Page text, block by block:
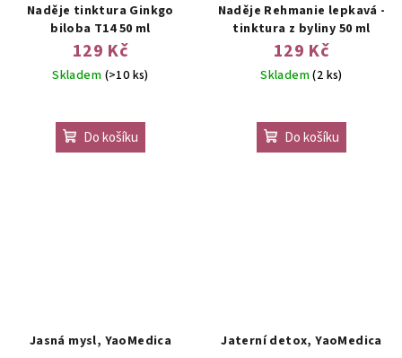
Naděje tinktura Ginkgo
biloba T14 50 ml
129 Kč
Skladem (>10 ks)
Do košíku
Naděje Rehmanie lepkavá -
tinktura z byliny 50 ml
129 Kč
Skladem(2 ks)
Do košíku
Jasná mysl, YaoMedica Jaterní detox, YaoMedica